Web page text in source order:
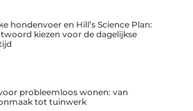
hondenvoer en Hill’s Science Plan:
kiezen voor de dagelijkse
probleemloos wonen: van
tot tuinwerk